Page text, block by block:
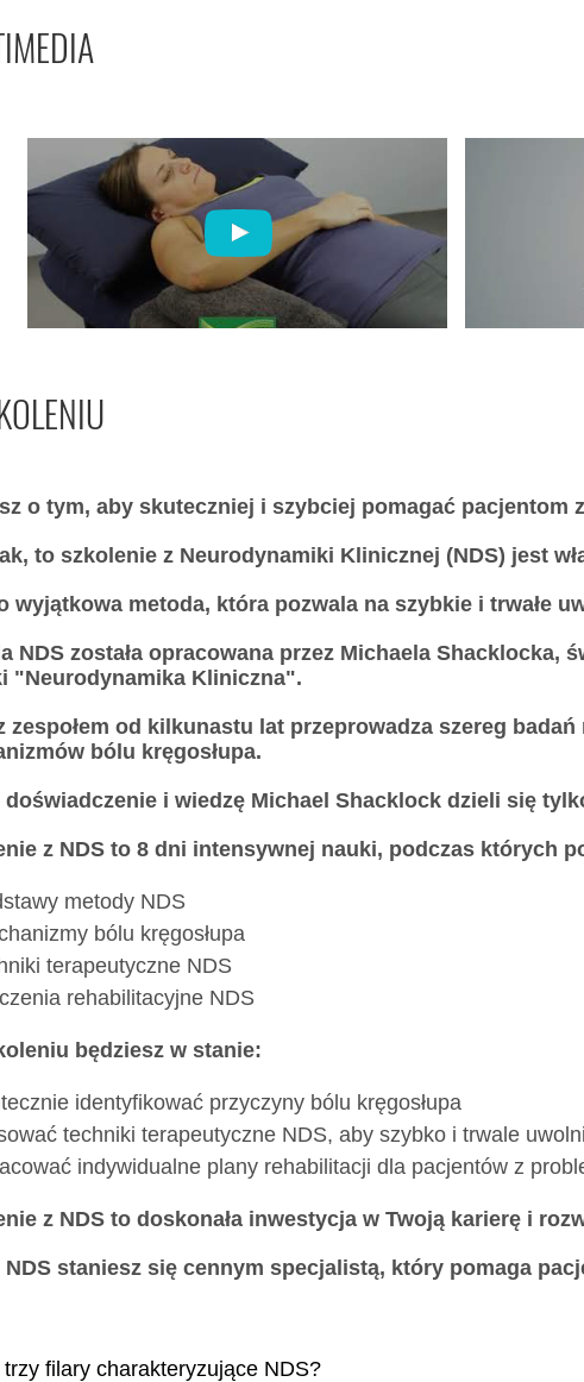
o tym, aby skuteczniej i szybciej pomagać pacjentom
to szkolenie z Neurodynamiki Klinicznej (NDS) jest
wyjątkowa metoda, która pozwala na szybkie i trwałe
NDS została opracowana przez Michaela Shacklocka,
"Neurodynamika Kliniczna".
zespołem od kilkunastu lat przeprowadza szereg
bólu kręgosłupa.
doświadczenie i wiedzę Michael Shacklock dzieli się
z NDS to 8 dni intensywnej nauki, podczas których
metody NDS
bólu kręgosłupa
terapeutyczne NDS
rehabilitacyjne NDS
będziesz w stanie:
identyfikować przyczyny bólu kręgosłupa
techniki terapeutyczne NDS, aby szybko i trwale
indywidualne plany rehabilitacji dla pacjentów z
z NDS to doskonała inwestycja w Twoją karierę i
NDS staniesz się cennym specjalistą, który pomaga
trzy filary charakteryzujące NDS?